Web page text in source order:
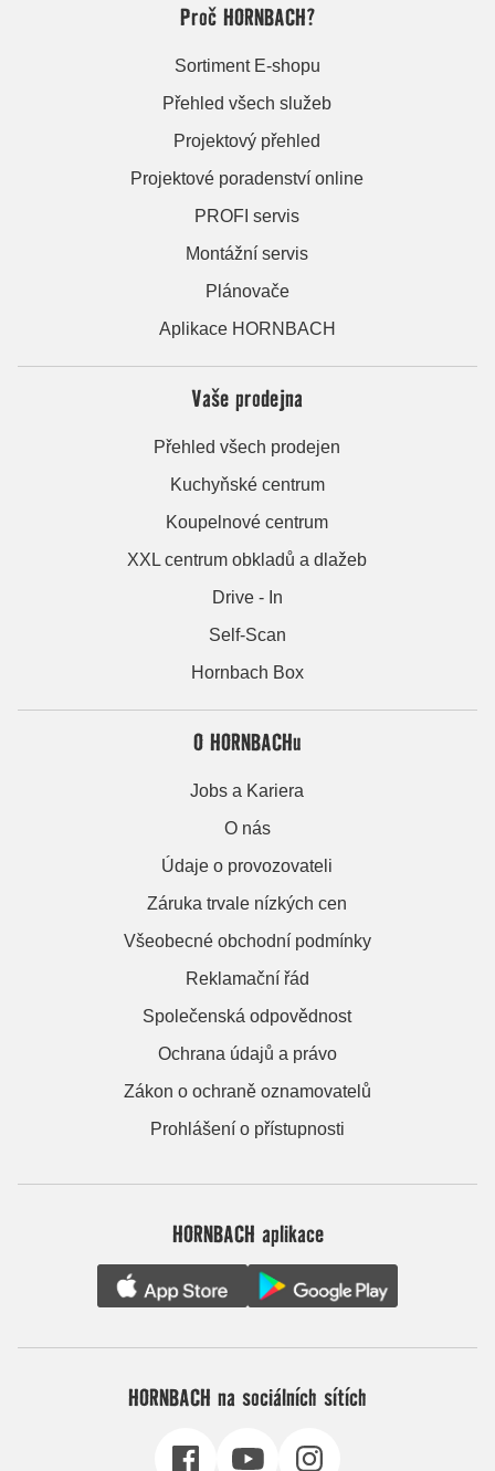
Proč HORNBACH?
Sortiment E-shopu
Přehled všech služeb
Projektový přehled
Projektové poradenství online
PROFI servis
Montážní servis
Plánovače
Aplikace HORNBACH
Vaše prodejna
Přehled všech prodejen
Kuchyňské centrum
Koupelnové centrum
XXL centrum obkladů a dlažeb
Drive - In
Self-Scan
Hornbach Box
O HORNBACHu
Jobs a Kariera
O nás
Údaje o provozovateli
Záruka trvale nízkých cen
Všeobecné obchodní podmínky
Reklamační řád
Společenská odpovědnost
Ochrana údajů a právo
Zákon o ochraně oznamovatelů
Prohlášení o přístupnosti
HORNBACH aplikace
HORNBACH na sociálních sítích